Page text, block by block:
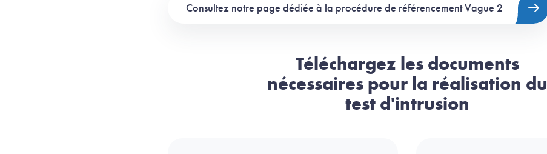
Consultez notre page dédiée à la procédure de référencement Vague 2
Téléchargez les documents
nécessaires pour la réalisation du
test d'intrusion